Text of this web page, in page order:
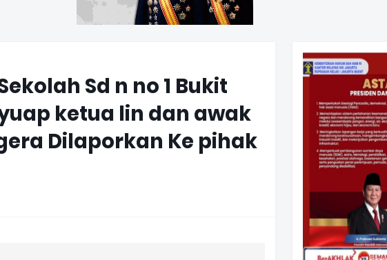
Sd n no 1 Bukit
ketua lin dan awak
Dilaporkan Ke pihak